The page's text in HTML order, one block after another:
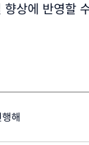
상에 반영할
해